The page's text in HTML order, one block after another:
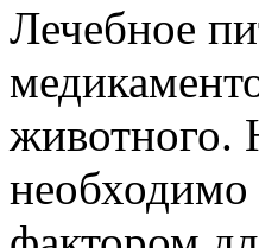
Лечебное
животного.
необходимо